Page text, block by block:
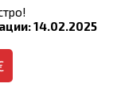
14.02.2025